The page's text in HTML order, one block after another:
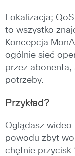
Lokalizacja;
to wszystko
Koncepcja
ogólnie sieć
przez
potrzeby.
Przykład?
Oglądasz wideo
powodu zbyt
chętnie przycisk